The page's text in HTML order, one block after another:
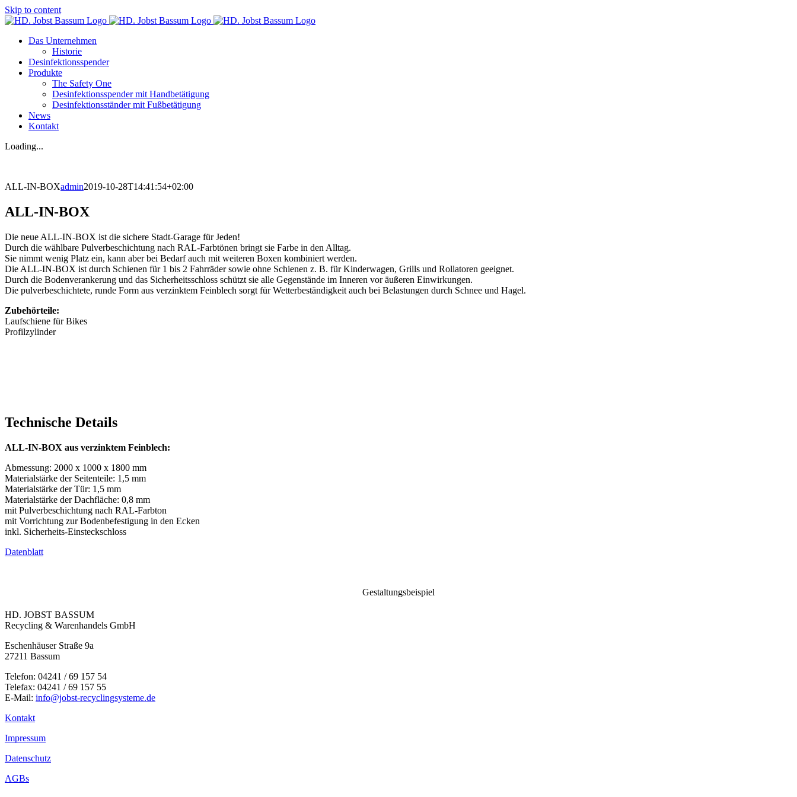
Skip to content
Das Unternehmen
Historie
Desinfektionsspender
Produkte
The Safety One
Desinfektionsspender mit Handbetätigung
Desinfektionsständer mit Fußbetätigung
News
Kontakt
Loading...
ALL-IN-BOXadmin2019-10-28T14:41:54+02:00
ALL-IN-BOX
Die neue ALL-IN-BOX ist die sichere Stadt-Garage für Jeden!
Durch die wählbare Pulverbeschichtung nach RAL-Farbtönen bringt sie Farbe in den Alltag.
Sie nimmt wenig Platz ein, kann aber bei Bedarf auch mit weiteren Boxen kombiniert werden.
Die ALL-IN-BOX ist durch Schienen für 1 bis 2 Fahrräder sowie ohne Schienen z. B. für Kinderwagen, Grills und Rollatoren geeignet.
Durch die Bodenverankerung und das Sicherheitsschloss schützt sie alle Gegenstände im Inneren vor äußeren Einwirkungen.
Die pulverbeschichtete, runde Form aus verzinktem Feinblech sorgt für Wetterbeständigkeit auch bei Belastungen durch Schnee und Hagel.
Zubehörteile:
Laufschiene für Bikes
Profilzylinder
Technische Details
ALL-IN-BOX aus verzinktem Feinblech:
Abmessung: 2000 x 1000 x 1800 mm
Materialstärke der Seitenteile: 1,5 mm
Materialstärke der Tür: 1,5 mm
Materialstärke der Dachfläche: 0,8 mm
mit Pulverbeschichtung nach RAL-Farbton
mit Vorrichtung zur Bodenbefestigung in den Ecken
inkl. Sicherheits-Einsteckschloss
Datenblatt
Gestaltungsbeispiel
HD. JOBST BASSUM
Recycling & Warenhandels GmbH
Eschenhäuser Straße 9a
27211 Bassum
Telefon: 04241 / 69 157 54
Telefax: 04241 / 69 157 55
E-Mail: info@jobst-recyclingsysteme.de
Kontakt
Impressum
Datenschutz
AGBs